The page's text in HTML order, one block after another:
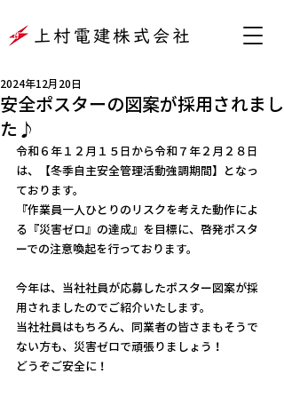
安全ポスターの図案が採用されまし
た♪
2024年12月20日
令和６年１２月１５日から令和７年２月２８日
は、【冬季自主安全管理活動強調期間】となっ
ております。
『作業員一人ひとりのリスクを考えた動作によ
る『災害ゼロ』の達成』を目標に、啓発ポスタ
ーでの注意喚起を行っております。
今年は、当社社員が応募したポスター図案が採
用されましたのでご紹介いたします。
当社社員はもちろん、同業者の皆さまもそうで
ない方も、災害ゼロで頑張りましょう！
どうぞご安全に！